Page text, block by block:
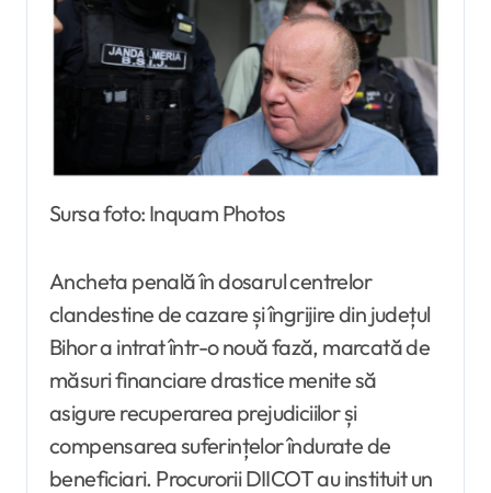
Sursa foto: Inquam Photos
Ancheta penală în dosarul centrelor
clandestine de cazare și îngrijire din județul
Bihor a intrat într-o nouă fază, marcată de
măsuri financiare drastice menite să
asigure recuperarea prejudiciilor și
compensarea suferințelor îndurate de
beneficiari. Procurorii DIICOT au instituit un